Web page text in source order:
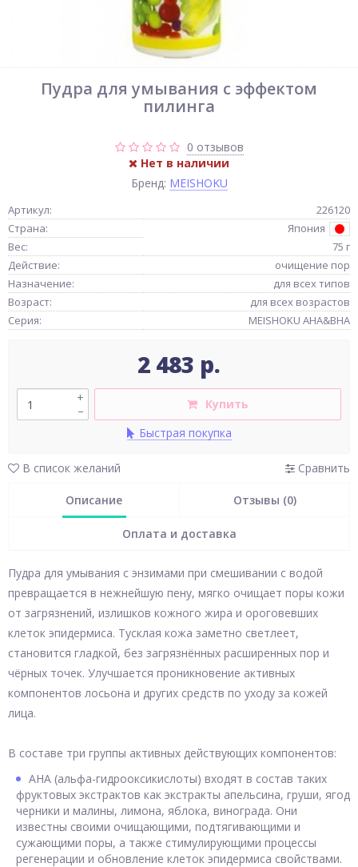
Пудра для умывания с эффектом
пилинга
0 отзывов
Нет в наличии
Бренд: MEISHOKU
Артикул:
226120
Страна:
Япония
Вес:
75 г
Действие:
очищение пор
Назначение:
для всех типов
Возраст:
для всех возрастов
Серия:
MEISHOKU AHA&BHA
2 483 р.
–
+
Купить
Быстрая покупка
В список желаний Сравнить
Описание Отзывы (0)
Оплата и доставка
Пудра для умывания c энзимами при смешивании с водой
превращается в нежнейшую пену, мягко очищает поры кожи
от загрязнений, излишков кожного жира и ороговевших
клеток эпидермиса. Тусклая кожа заметно светлеет,
становится гладкой, без загрязнённых расширенных пор и
чёрных точек. Улучшается проникновение активных
компонентов лосьона и других средств по уходу за кожей
лица.
В составе три группы активных действующих компонентов:
АНА (альфа-гидрооксикислоты) входят в состав таких
фруктовых экстрактов как экстракты апельсина, груши, ягод
черники и малины, лимона, яблока, винограда. Они
известны своими очищающими, подтягивающими и
сужающими поры, а также стимулирующими процессы
регенерации и обновление клеток эпидермиса свойствами.